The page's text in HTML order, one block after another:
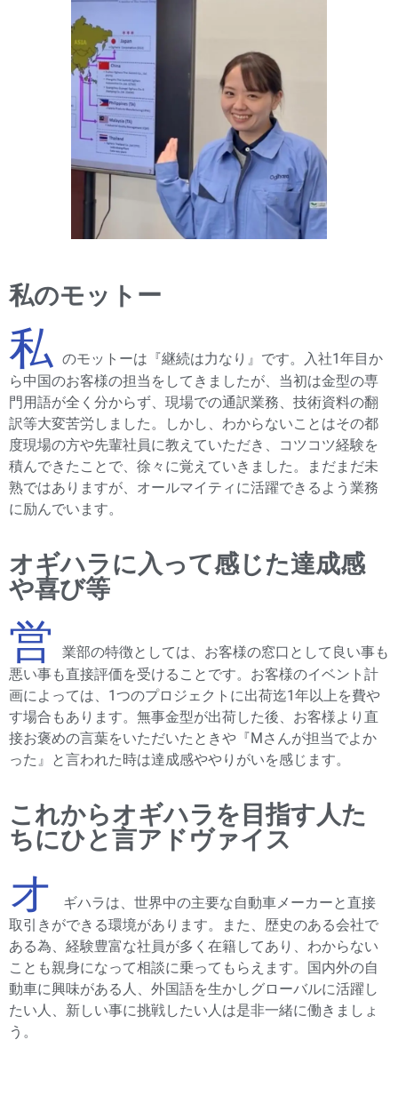
私のモットー
私 のモットーは『継続は力なり』です。入社1年目か
ら中国のお客様の担当をしてきましたが、当初は金型の専
門用語が全く分からず、現場での通訳業務、技術資料の翻
訳等大変苦労しました。しかし、わからないことはその都
度現場の方や先輩社員に教えていただき、コツコツ経験を
積んできたことで、徐々に覚えていきました。まだまだ未
熟ではありますが、オールマイティに活躍できるよう業務
に励んでいます。
オギハラに入って感じた達成感
や喜び等
営
業部の特徴としては、お客様の窓口として良い事も
悪い事も直接評価を受けることです。お客様のイベント計
画によっては、1つのプロジェクトに出荷迄1年以上を費や
す場合もあります。無事金型が出荷した後、お客様より直
接お褒めの言葉をいただいたときや『Mさんが担当でよか
った』と言われた時は達成感ややりがいを感じます。
これからオギハラを目指す人た
ちにひと言アドヴァイス
オ
ギハラは、世界中の主要な自動車メーカーと直接
取引きができる環境があります。また、歴史のある会社で
ある為、経験豊富な社員が多く在籍してあり、わからない
ことも親身になって相談に乗ってもらえます。国内外の自
動車に興味がある人、外国語を生かしグローバルに活躍し
たい人、新しい事に挑戦したい人は是非一緒に働きましょ
う。